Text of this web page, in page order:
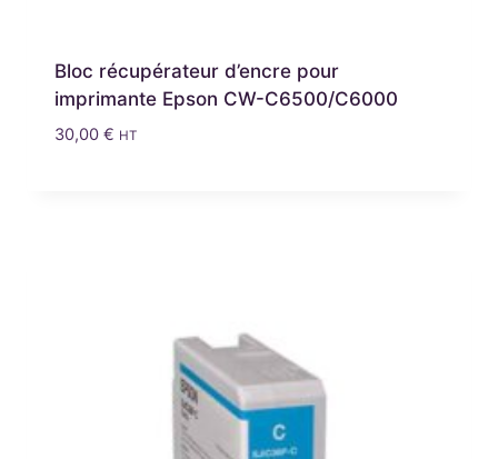
Bloc récupérateur d’encre pour
imprimante Epson CW-C6500/C6000
30,00 € HT